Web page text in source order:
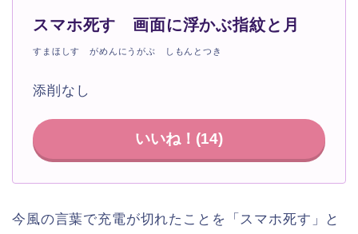
スマホ死す 画面に浮かぶ指紋と月
すまほしす がめんにうがぶ しもんとつき
添削なし
いいね！(14)
今風の言葉で充電が切れたことを「スマホ死す」と